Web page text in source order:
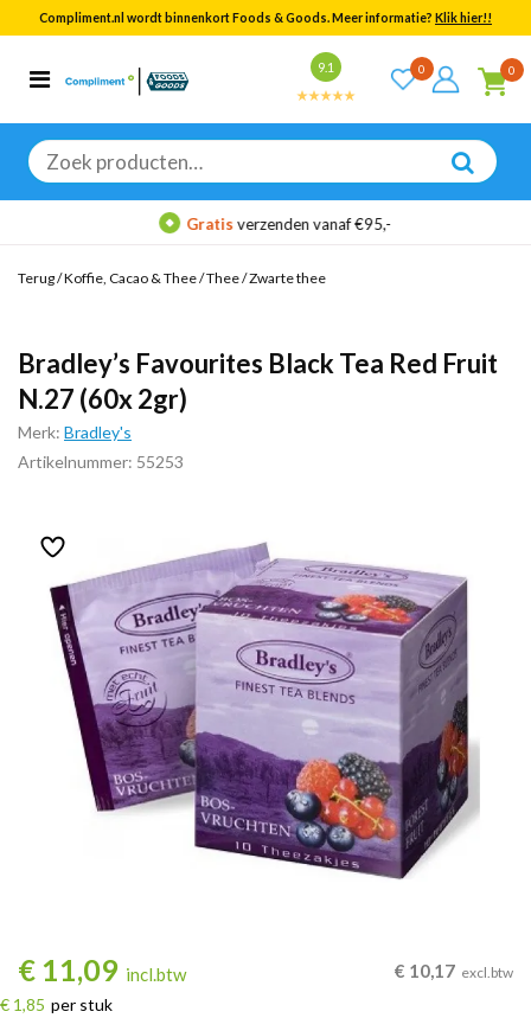
Compliment.nl wordt binnenkort Foods & Goods. Meer informatie? Klik hier!!
9.1 0 0
Zoeken
naar:
Categorieën
Bekijk alle resultaten
Gratisverzenden vanaf €95,-
Terug/Koffie, Cacao & Thee/Thee/Zwarte thee
Bradley’s Favourites Black Tea Red Fruit
N.27 (60x 2gr)
Merk: Bradley's
Artikelnummer: 55253
€ 11,09 incl.btw
€ 1,85 per stuk
€ 10,17 excl.btw